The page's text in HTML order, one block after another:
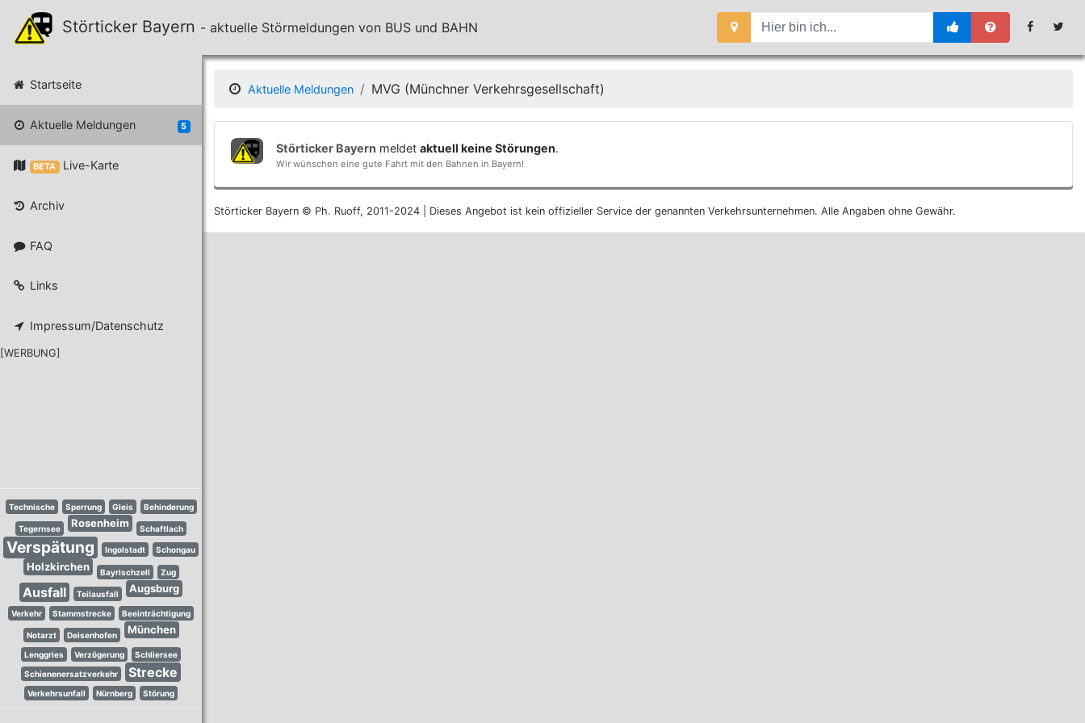
Störticker Bayern - aktuelle Störmeldungen von BUS und BAHN
Startseite
Aktuelle Meldungen 5
BETA Live-Karte
Archiv
FAQ
Links
Impressum/Datenschutz
[WERBUNG]
Technische Sperrung Gleis Behinderung
Tegernsee Rosenheim Schaftlach
Verspätung Ingolstadt Schongau
Holzkirchen Bayrischzell Zug
Ausfall Teilausfall Augsburg
Verkehr Stammstrecke Beeinträchtigung
Notarzt Deisenhofen München
Lenggries Verzögerung
Schliersee
Schienenersatzverkehr
Strecke
Verkehrsunfall Nürnberg Störung
Aktuelle Meldungen MVG (Münchner Verkehrsgesellschaft)
Störticker Bayern meldet aktuell keine Störungen.
Wir wünschen eine gute Fahrt mit den Bahnen in Bayern!
Störticker Bayern © Ph. Ruoff, 2011-2024 | Dieses Angebot ist kein offizieller Service der genannten Verkehrsunternehmen. Alle Angaben ohne Gewähr.